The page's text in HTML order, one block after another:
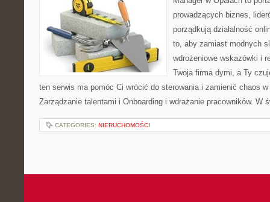
prowadzących biznes,
porządkują działalność
to, aby zamiast modnych
wdrożeniowe wskazówki i
Twoja firma dymi, a Ty
ten serwis ma pomóc Ci wrócić do sterowania i zamienić chaos
Zarządzanie talentami i Onboarding i wdrażanie pracowników. W
CATEGORIES: NIERUCHOMOŚCI